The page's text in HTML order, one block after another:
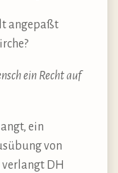
angepaßt
ein Recht auf
ein
von
verlangt DH